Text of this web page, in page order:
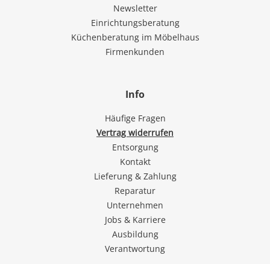
Newsletter
Einrichtungsberatung
Küchenberatung im Möbelhaus
Firmenkunden
Info
Häufige Fragen
Vertrag widerrufen
Entsorgung
Kontakt
Lieferung & Zahlung
Reparatur
Unternehmen
Jobs & Karriere
Ausbildung
Verantwortung